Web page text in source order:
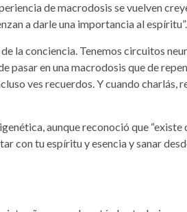
de macrodosis se vuelven
a darle una importancia al espíritu”.
la conciencia. Tenemos circuitos
pasar en una macrodosis que de
ves recuerdos. Y cuando charlás,
aunque reconoció que “existe
con tu espíritu y esencia y sanar